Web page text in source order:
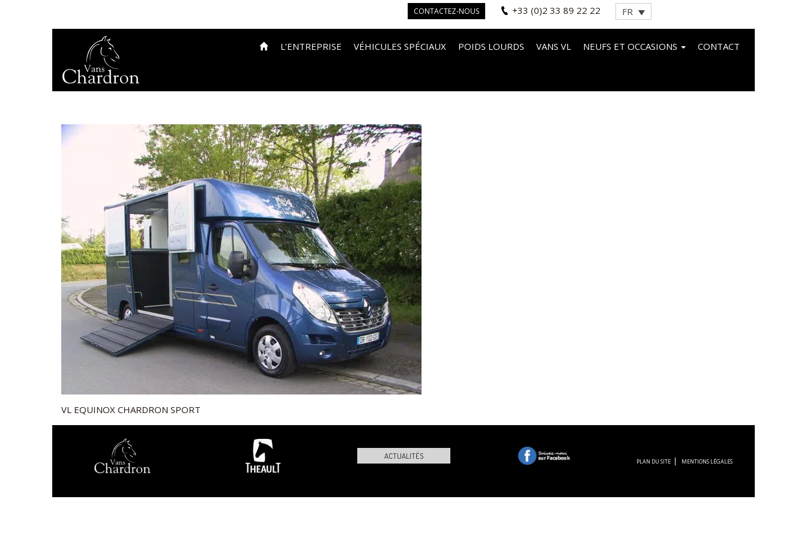
CONTACTEZ-NOUS +33 (0)2 33 89 22 22 FR
L’ENTREPRISE VÉHICULES SPÉCIAUX POIDS LOURDS VANS VL NEUFS ET OCCASIONS CONTACT
VL EQUINOX CHARDRON SPORT
ACTUALITÉS
PLAN DU SITE MENTIONS LÉGALES